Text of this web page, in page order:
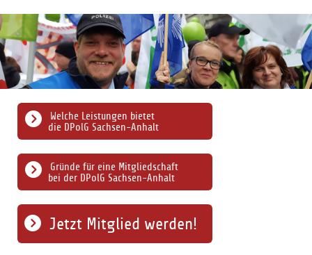
Gründe für eine Mitgliedschaft
bei der DPolG Sachsen-Anhalt
Welche Leistungen bietet
die DPolG Sachsen-Anhalt
Jetzt Mitglied werden!